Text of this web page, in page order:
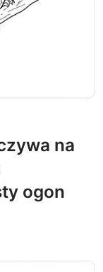
na
ogon